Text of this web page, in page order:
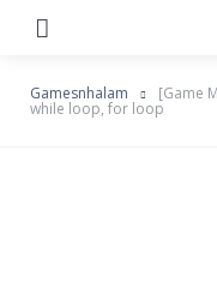
Gamesnhalam [Game
while loop, for loop